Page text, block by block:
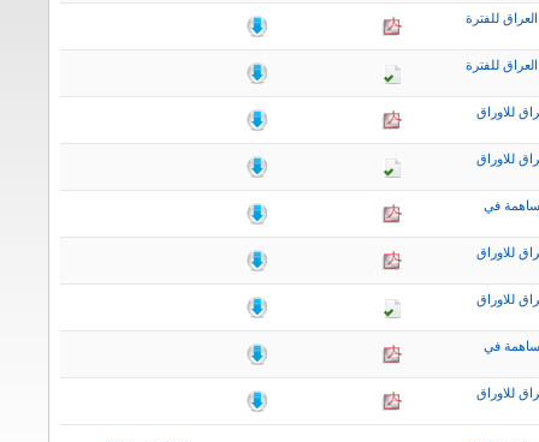
للفترة
للفترة
للاوراق
للاوراق
في
للاوراق
للاوراق
في
للاوراق